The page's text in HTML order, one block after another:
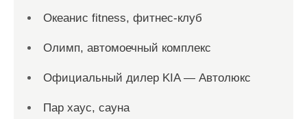
Океанис fitness, фитнес-клуб
Олимп, автомоечный комплекс
Официальный дилер KIA — Автолюкс
Пар хаус, сауна